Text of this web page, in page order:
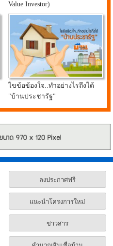
Value Investor)
ไขข้อข้องใจ..ทำอย่างไรถึงได้
"บ้านประชารัฐ"
ลงประกาศฟรี
แนะนำโครงการใหม่
ข่าวสาร